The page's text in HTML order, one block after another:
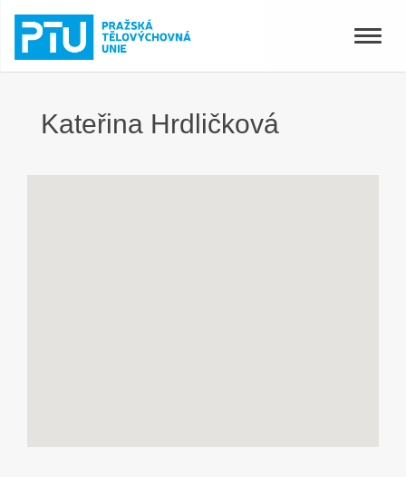
Toggle
Kateřina Hrdličková